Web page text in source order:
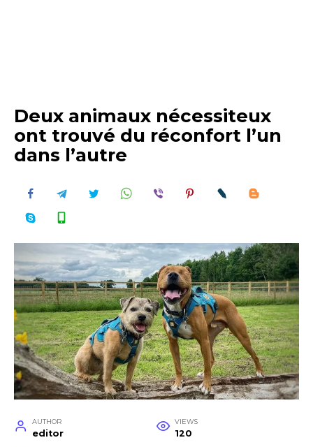
Deux animaux nécessiteux
ont trouvé du réconfort l’un
dans l’autre
AUTHOR
editor
VIEWS
120